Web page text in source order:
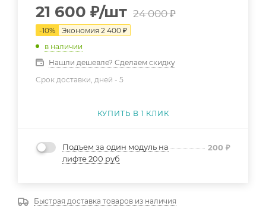
21 600 ₽/шт 24 000₽
-10% Экономия 2 400 ₽
в наличии
Нашли дешевле? Сделаем скидку
Срок доставки, дней - 5
КУПИТЬ В 1 КЛИК
Подъем за один модуль на
лифте 200 руб
200 ₽
Быстрая доставка товаров из наличия